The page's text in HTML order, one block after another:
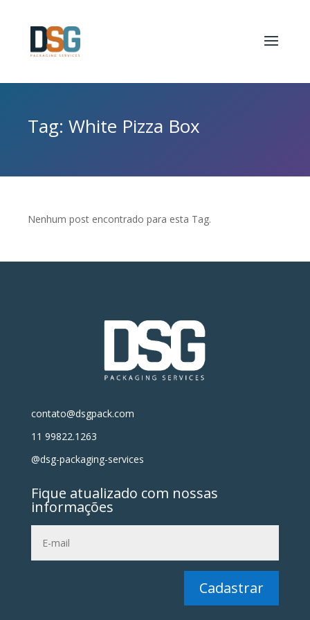
Tag: White Pizza Box
Nenhum post encontrado para esta Tag.
contato@dsgpack.com
11 99822.1263
@dsg-packaging-services
Fique atualizado com nossas
informações
Cadastrar